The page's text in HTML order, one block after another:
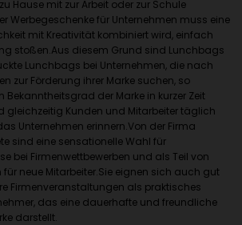
Hause mit zur Arbeit oder zur Schule
Werbegeschenke für Unternehmen muss eine
mit Kreativität kombiniert wird, einfach
stoßen.Aus diesem Grund sind Lunchbags
Lunchbags bei Unternehmen, die nach
zur Förderung ihrer Marke suchen, so
Bekanntheitsgrad der Marke in kurzer Zeit
gleichzeitig Kunden und Mitarbeiter täglich
Unternehmen erinnern.Von der Firma
sind eine sensationelle Wahl für
bei Firmenwettbewerben und als Teil von
neue Mitarbeiter.Sie eignen sich auch gut
Firmenveranstaltungen als praktisches
das eine dauerhafte und freundliche
darstellt.